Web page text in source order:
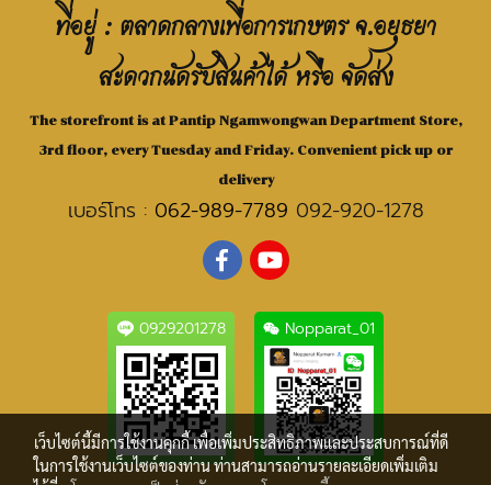
ที่อยู่ : ตลาดกลางเพื่อการเกษตร จ.อยุธยา
สะดวกนัดรับสินค้าได้ หรือ จัดส่ง
The storefront is at Pantip Ngamwongwan Department Store,
3rd floor, every Tuesday and Friday. Convenient pick up or
delivery
เบอร์โทร : 062-989-7789 092-920-1278
0929201278 Nopparat_01
เว็บไซต์นี้มีการใช้งานคุกกี้ เพื่อเพิ่มประสิทธิภาพและประสบการณ์ที่ดี
ในการใช้งานเว็บไซต์ของท่าน ท่านสามารถอ่านรายละเอียดเพิ่มเติม